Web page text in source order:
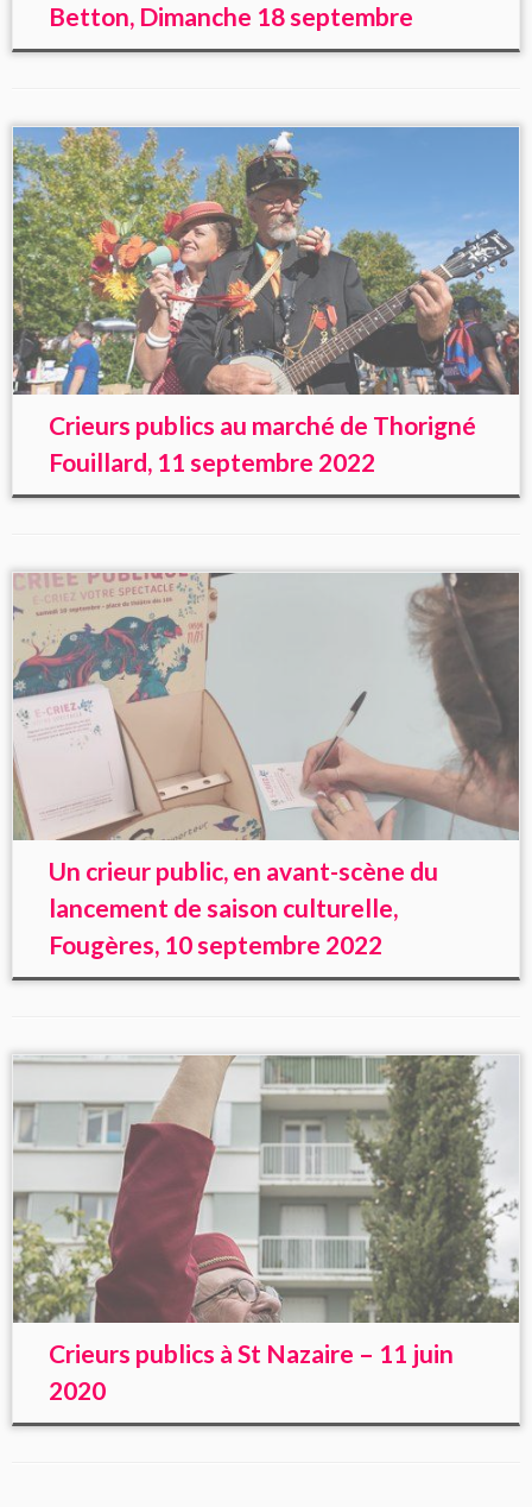
Betton, Dimanche 18 septembre
Crieurs publics au marché de Thorigné
Fouillard, 11 septembre 2022
Un crieur public, en avant-scène du
lancement de saison culturelle,
Fougères, 10 septembre 2022
Crieurs publics à St Nazaire – 11 juin
2020